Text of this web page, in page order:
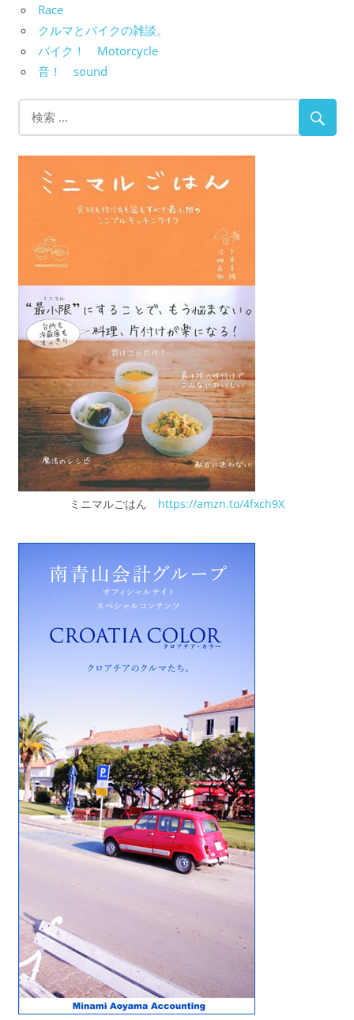
Race
クルマとバイクの雑談。
バイク！ Motorcycle
音！ sound
ミニマルごはん https://amzn.to/4fxch9X